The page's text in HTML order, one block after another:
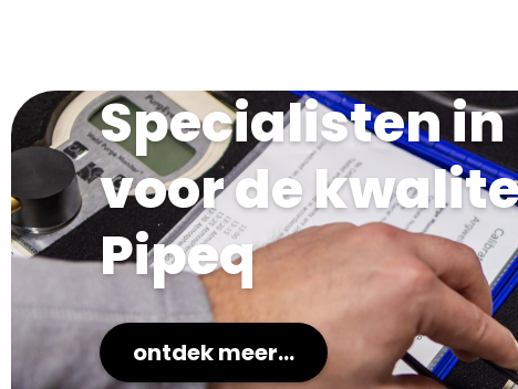
Specialisten
voor de
Pipeq
ontdek meer...